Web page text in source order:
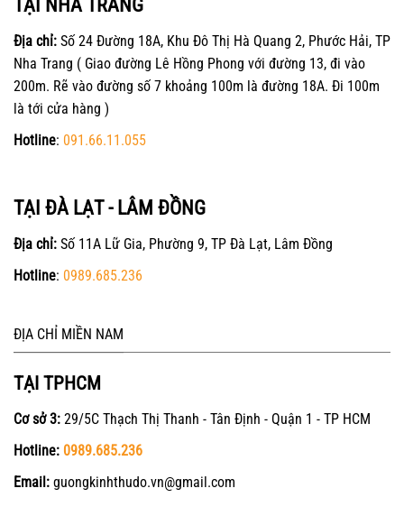
Địa chỉ: Số 24 Đường 18A, Khu Đô Thị Hà Quang 2, Phước Hải, TP
Nha Trang ( Giao đường Lê Hồng Phong với đường 13, đi vào
200m. Rẽ vào đường số 7 khoảng 100m là đường 18A. Đi 100m
là tới cửa hàng )
Hotline: 091.66.11.055
TẠI ĐÀ LẠT - LÂM ĐỒNG
Địa chỉ: Số 11A Lữ Gia, Phường 9, TP Đà Lạt, Lâm Đồng
Hotline: 0989.685.236
ĐỊA CHỈ MIỀN NAM
TẠI TPHCM
Cơ sở 3: 29/5C Thạch Thị Thanh - Tân Định - Quận 1 - TP HCM
Hotline: 0989.685.236
Email: guongkinhthudo.vn@gmail.com